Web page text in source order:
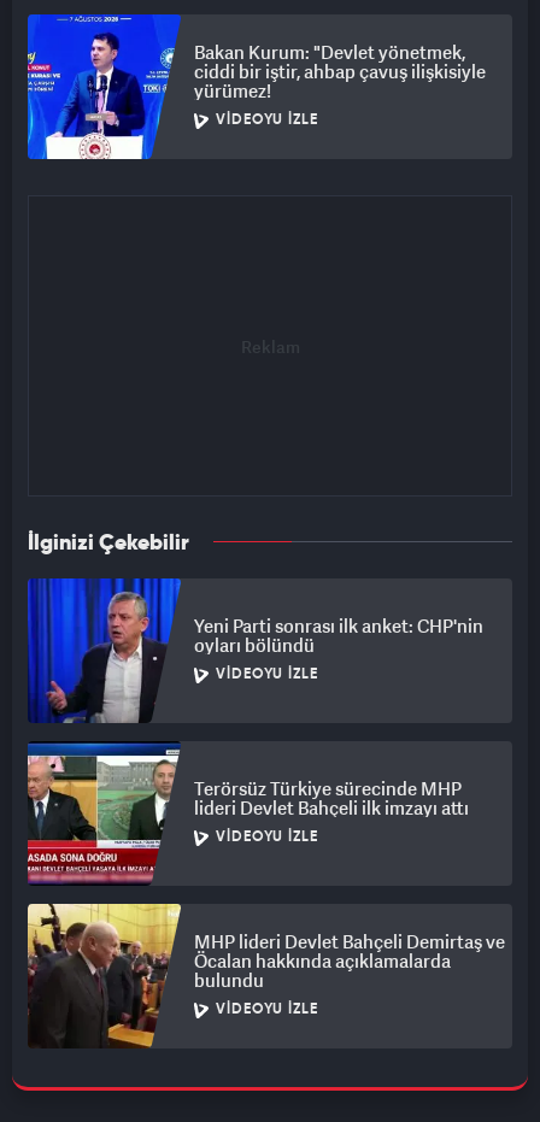
Bakan Kurum: "Devlet yönetmek,
ciddi bir iştir, ahbap çavuş ilişkisiyle
yürümez!
VIDEOYU İZLE
İlginizi Çekebilir
Yeni Parti sonrası ilk anket: CHP'nin
oyları bölündü
VIDEOYU İZLE
Terörsüz Türkiye sürecinde MHP
lideri Devlet Bahçeli ilk imzayı attı
VIDEOYU İZLE
MHP lideri Devlet Bahçeli Demirtaş ve
Öcalan hakkında açıklamalarda
bulundu
VIDEOYU İZLE